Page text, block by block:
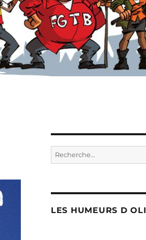
Recherche
pour :
LES HUMEURS D OLI